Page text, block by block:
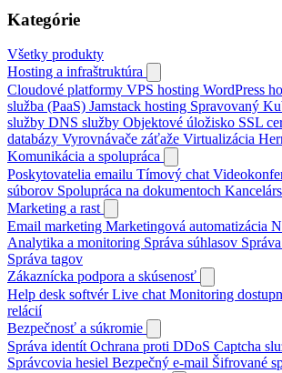
Kategórie
Všetky produkty
Hosting a infraštruktúra
Cloudové platformy VPS hosting WordPress
služba (PaaS) Jamstack hosting Spravovaný
služby DNS služby Objektové úložisko SSL
databázy Vyrovnávače záťaže Virtualizácia
Komunikácia a spolupráca
Poskytovatelia emailu Tímový chat
súborov Spolupráca na dokumentoch
Marketing a rast
Email marketing Marketingová automatizácia
Analytika a monitoring Správa súhlasov
Správa tagov
Zákaznícka podpora a skúsenosť
Help desk softvérLive chat Monitoring
relácií
Bezpečnosť a súkromie
Správa identít Ochrana proti DDoS Captcha
Správcovia hesiel Bezpečný e-mail Šifrované